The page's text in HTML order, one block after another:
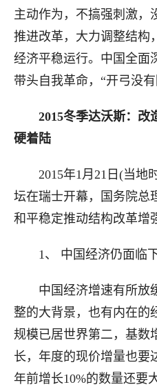
主动作为，不搞强刺激，
推进改革，大力调整结构
经济平稳运行。中国全面
带头自我革命，“开弓没有
2015冬季达沃斯：改
硬着陆
2015年1月21日(当地
坛在瑞士开幕，国务院总
和平稳定推动结构改革增
1、 中国经济仍面临
中国经济增速有所放
整的大背景，也有内在的
规模已居世界第二，基数
长，年度的现价增量也要
年前增长10%的数量还要大